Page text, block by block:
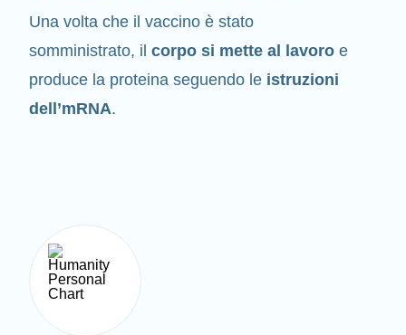
Una volta che il vaccino è stato
somministrato, il corpo si mette al lavoro e
produce la proteina seguendo le istruzioni
dell’mRNA.